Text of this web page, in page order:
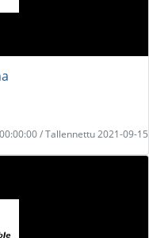
/ Tallennettu 2021-09-15